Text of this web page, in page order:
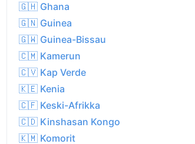
🇬🇭 Ghana
🇬🇳 Guinea
🇬🇼 Guinea-Bissau
🇨🇲 Kamerun
🇨🇻 Kap Verde
🇰🇪 Kenia
🇨🇫 Keski-Afrikka
🇨🇩 Kinshasan Kongo
🇰🇲 Komorit